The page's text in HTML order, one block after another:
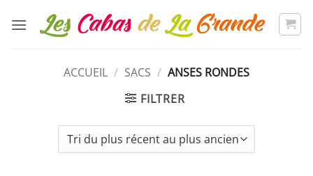
au
ACCUEIL / SACS / ANSES RONDES
FILTRER